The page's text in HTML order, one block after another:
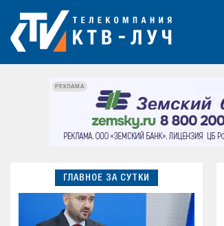
РЕКЛАМА
ГЛАВНОЕ ЗА СУТКИ